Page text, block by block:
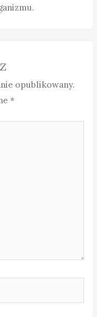
opublikowany.
*